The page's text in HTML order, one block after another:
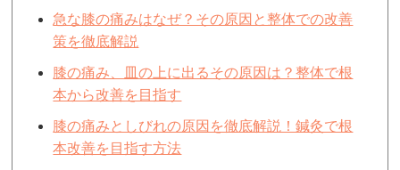
急な膝の痛みはなぜ？その原因と整体での改善
策を徹底解説
膝の痛み、皿の上に出るその原因は？整体で根
本から改善を目指す
膝の痛みとしびれの原因を徹底解説！鍼灸で根
本改善を目指す方法